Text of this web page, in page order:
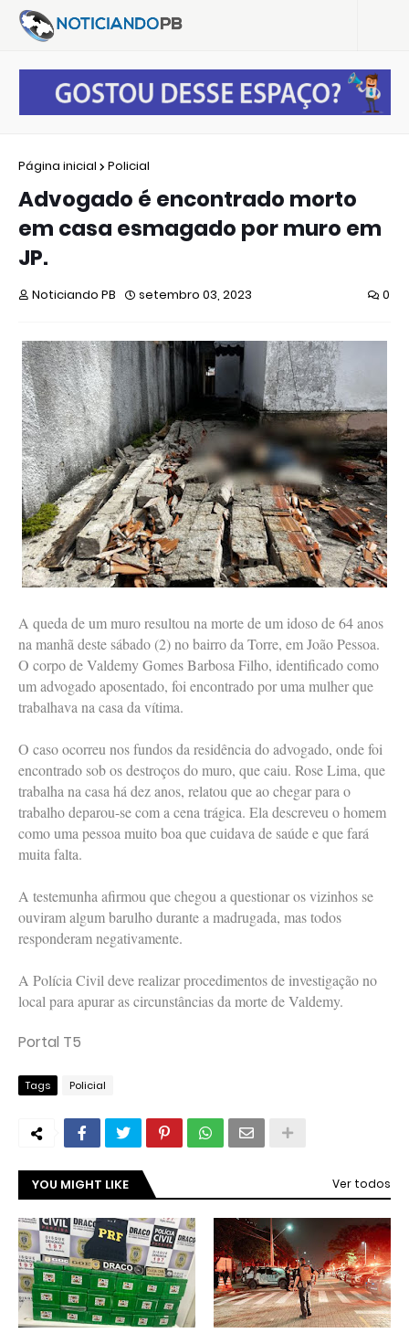
Página inicial Policial
Advogado é encontrado morto
em casa esmagado por muro em
JP.
Noticiando PB setembro 03, 2023 0
A queda de um muro resultou na morte de um idoso de 64 anos
na manhã deste sábado (2) no bairro da Torre, em João Pessoa.
O corpo de Valdemy Gomes Barbosa Filho, identificado como
um advogado aposentado, foi encontrado por uma mulher que
trabalhava na casa da vítima.
O caso ocorreu nos fundos da residência do advogado, onde foi
encontrado sob os destroços do muro, que caiu. Rose Lima, que
trabalha na casa há dez anos, relatou que ao chegar para o
trabalho deparou-se com a cena trágica. Ela descreveu o homem
como uma pessoa muito boa que cuidava de saúde e que fará
muita falta.
A testemunha afirmou que chegou a questionar os vizinhos se
ouviram algum barulho durante a madrugada, mas todos
responderam negativamente.
A Polícia Civil deve realizar procedimentos de investigação no
local para apurar as circunstâncias da morte de Valdemy.
Portal T5
Tags Policial
YOU MIGHT LIKE Ver todos